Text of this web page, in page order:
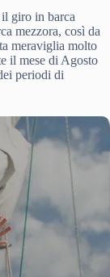
giro in barca
mezzora, così da
meraviglia molto
il mese di Agosto
periodi di